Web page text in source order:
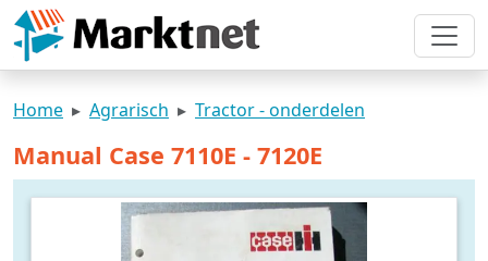
Home Agrarisch Tractor - onderdelen
Manual Case 7110E - 7120E